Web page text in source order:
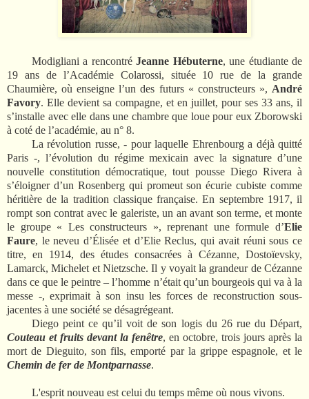
Modigliani a rencontréJeanne Hébuterne, une étudiante de
19 ans de l’Académie Colarossi, située 10 rue de la grande
Chaumière, où enseigne l’un des futurs « constructeurs », André
Favory. Elle devient sa compagne, et en juillet, pour ses 33 ans, il
s’installe avec elle dans une chambre que loue pour eux Zborowski
à coté de l’académie, au n° 8.
La révolution russe, - pour laquelle Ehrenbourg a déjà quitté
Paris -, l’évolution du régime mexicain avec la signature d’une
nouvelle constitution démocratique, tout pousse Diego Rivera à
s’éloigner d’un Rosenberg qui promeut son écurie cubiste comme
héritière de la tradition classique française. En septembre 1917, il
rompt son contrat avec le galeriste, un an avant son terme, et monte
le groupe « Les constructeurs », reprenant une formule d’Elie
Faure, le neveu d’Élisée et d’Elie Reclus, qui avait réuni sous ce
titre, en 1914, des études consacrées à Cézanne, Dostoïevsky,
Lamarck, Michelet et Nietzsche. Il y voyait la grandeur de Cézanne
dans ce que le peintre – l’homme n’était qu’un bourgeois qui va à la
messe -, exprimait à son insu les forces de reconstruction sous-
jacentes à une société se désagrégeant.
Diego peint ce qu’il voit de son logis du 26 rue du Départ,
Couteau et fruits devant la fenêtre, en octobre, trois jours après la
mort de Dieguito, son fils, emporté par la grippe espagnole, et le
Chemin de fer de Montparnasse.
L'esprit nouveau est celui du temps même où nous vivons.